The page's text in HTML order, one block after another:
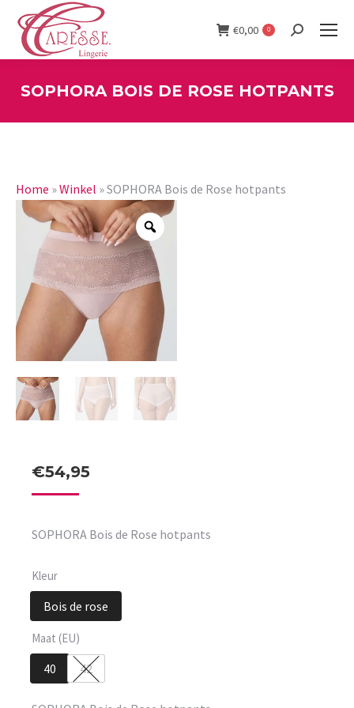
€0,00 0 Search:
SOPHORA BOIS DE ROSE HOTPANTS
Home »Winkel »SOPHORA Bois de Rose hotpants
€54,95
SOPHORA Bois de Rose hotpants
Kleur
Bois de rose
Maat (EU)
40 42